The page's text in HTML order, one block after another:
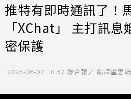
推特有即時通訊了！
「XChat」 主打訊息
密保護
2025-06-02 10:37 聯合報／ 編譯盧思